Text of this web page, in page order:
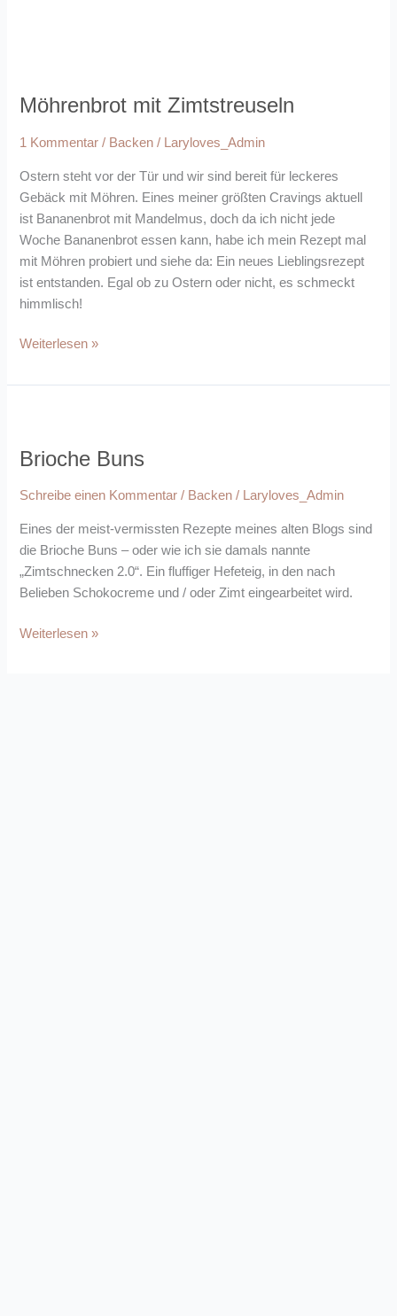
Möhrenbrot mit Zimtstreuseln
1 Kommentar / Backen / Laryloves_Admin
Ostern steht vor der Tür und wir sind bereit für leckeres
Gebäck mit Möhren. Eines meiner größten Cravings aktuell
ist Bananenbrot mit Mandelmus, doch da ich nicht jede
Woche Bananenbrot essen kann, habe ich mein Rezept mal
mit Möhren probiert und siehe da: Ein neues Lieblingsrezept
ist entstanden. Egal ob zu Ostern oder nicht, es schmeckt
himmlisch!
Zimtstreuseln
Weiterlesen »
Brioche Buns
Schreibe einen Kommentar / Backen / Laryloves_Admin
Eines der meist-vermissten Rezepte meines alten Blogs sind
die Brioche Buns – oder wie ich sie damals nannte
„Zimtschnecken 2.0“. Ein fluffiger Hefeteig, in den nach
Belieben Schokocreme und / oder Zimt eingearbeitet wird.
Weiterlesen »